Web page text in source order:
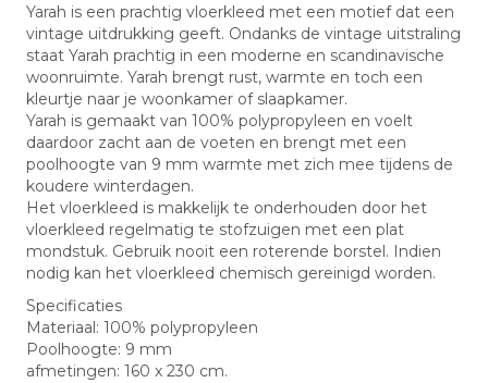
Yarah is een prachtig vloerkleed met een motief dat een
vintage uitdrukking geeft. Ondanks de vintage uitstraling
staat Yarah prachtig in een moderne en scandinavische
woonruimte. Yarah brengt rust, warmte en toch een
kleurtje naar je woonkamer of slaapkamer.
Yarah is gemaakt van 100% polypropyleen en voelt
daardoor zacht aan de voeten en brengt met een
poolhoogte van 9 mm warmte met zich mee tijdens de
koudere winterdagen.
Het vloerkleed is makkelijk te onderhouden door het
vloerkleed regelmatig te stofzuigen met een plat
mondstuk. Gebruik nooit een roterende borstel. Indien
nodig kan het vloerkleed chemisch gereinigd worden.
Specificaties
Materiaal: 100% polypropyleen
Poolhoogte: 9 mm
afmetingen: 160 x 230 cm.